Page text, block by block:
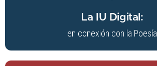
La IU Digital:
en conexión con la Poesía